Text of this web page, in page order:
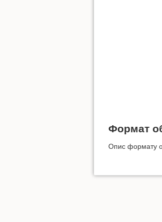
Формат
Опис формату